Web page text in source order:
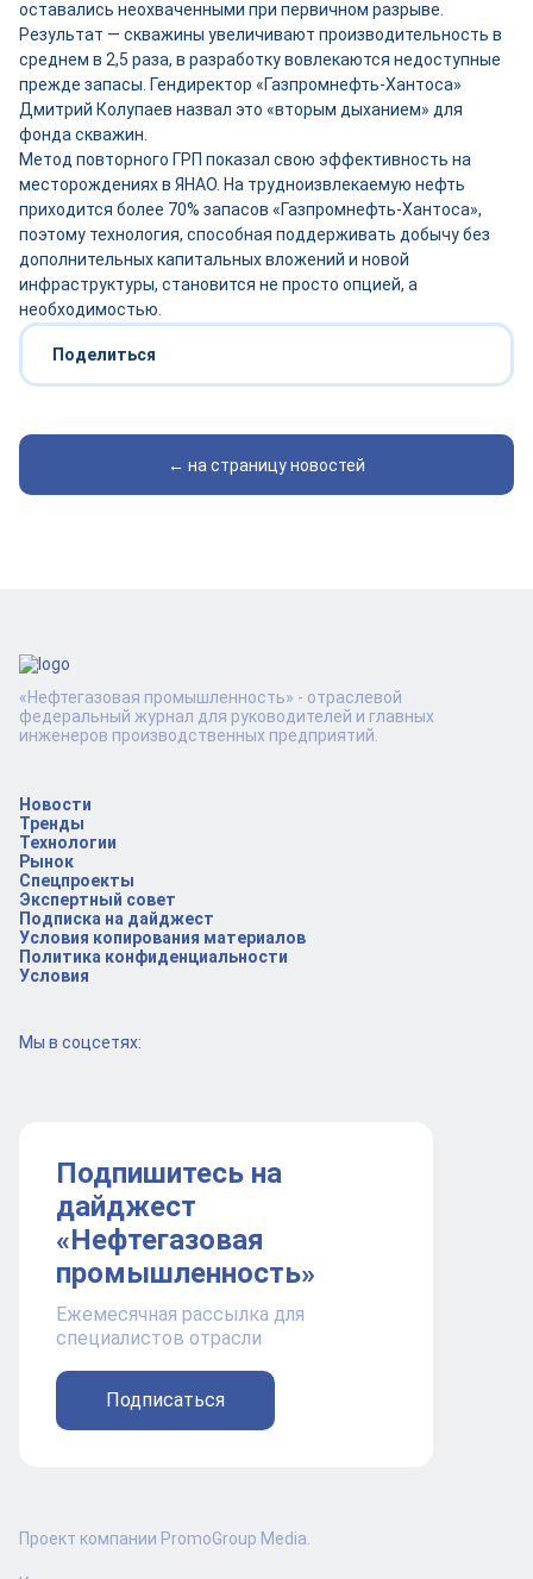
оставались неохваченными при первичном разрыве.
Результат — скважины увеличивают производительность в
среднем в 2,5 раза, в разработку вовлекаются недоступные
прежде запасы. Гендиректор «Газпромнефть-Хантоса»
Дмитрий Колупаев назвал это «вторым дыханием» для
фонда скважин.
Метод повторного ГРП показал свою эффективность на
месторождениях в ЯНАО. На трудноизвлекаемую нефть
приходится более 70% запасов «Газпромнефть-Хантоса»,
поэтому технология, способная поддерживать добычу без
дополнительных капитальных вложений и новой
инфраструктуры, становится не просто опцией, а
необходимостью.
Поделиться
← на страницу новостей
Новости
Тренды
Технологии
Рынок
Спецпроекты
Экспертный совет
Подписка на дайджест
Условия копирования материалов
Политика конфиденциальности
Условия
Мы в соцсетях:
Подпишитесь на
дайджест
«Нефтегазовая
промышленность»
Ежемесячная рассылка для
специалистов отрасли
Подписаться
«Нефтегазовая промышленность» - отраслевой
федеральный журнал для руководителей и главных
инженеров производственных предприятий.
Проект компании PromoGroup Media.